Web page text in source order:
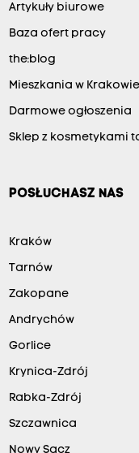
Artykuły biurowe
Baza ofert pracy
the:blog
Mieszkania w Krakowie
Darmowe ogłoszenia
Sklep z kosmetykami
POSŁUCHASZ NAS
Kraków
Tarnów
Zakopane
Andrychów
Gorlice
Krynica-Zdrój
Rabka-Zdrój
Szczawnica
Nowy Sącz